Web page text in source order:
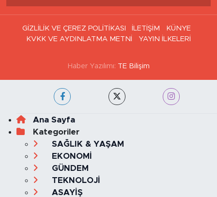
GİZLİLİK VE ÇEREZ POLİTİKASI İLETİŞİM
KÜNYE
KVKK VE AYDINLATMA METNİ
YAYIN İLKELERİ
Haber Yazılımı: TE Bilişim
Ana Sayfa
Kategoriler
SAĞLIK & YAŞAM
EKONOMİ
GÜNDEM
TEKNOLOJİ
ASAYİŞ